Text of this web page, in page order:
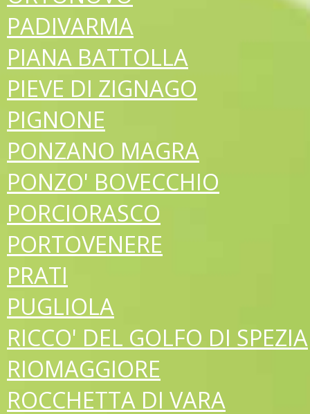
PADIVARMA
PIANA BATTOLLA
PIEVE DI ZIGNAGO
PIGNONE
PONZANO MAGRA
PONZO' BOVECCHIO
PORCIORASCO
PORTOVENERE
PRATI
PUGLIOLA
RICCO' DEL GOLFO DI SPEZIA
RIOMAGGIORE
ROCCHETTA DI VARA